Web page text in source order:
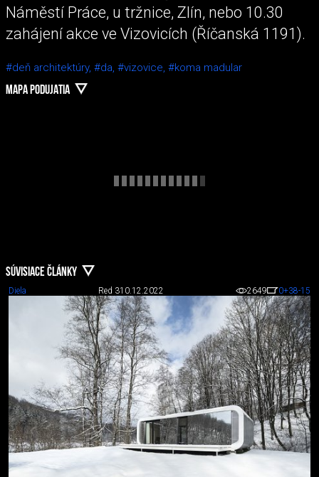
Náměstí Práce, u tržnice, Zlín, nebo 10.30
zahájení akce ve Vizovicích (Říčanská 1191).
#deň architektúry, #da, #vizovice, #koma madular
MAPA PODUJATIA
SÚVISIACE ČLÁNKY
Diela Red 310.12.2022 2649 0+38-15